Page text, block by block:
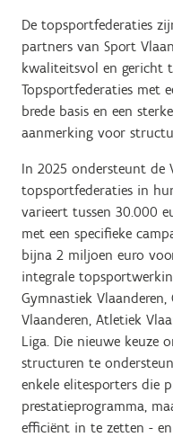
De topsportfederaties
partners van Sport
kwaliteitsvol en gericht
Topsportfederaties met
brede basis en een
aanmerking voor
In 2025 ondersteunt de
topsportfederaties in
varieert tussen 30.000
met een specifieke
bijna 2 miljoen euro
integrale
Gymnastiek Vlaanderen,
Vlaanderen, Atletiek
Liga. Die nieuwe keuze
structuren te
enkele elitesporters die
prestatieprogramma,
efficiënt in te zetten -